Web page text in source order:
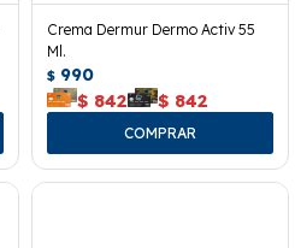
Crema Dermur Dermo Activ 55
Ml.
$ 990
$ 842 $ 842